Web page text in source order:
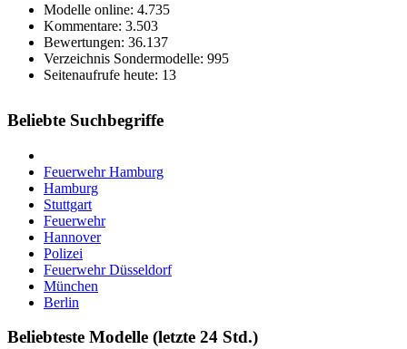
Modelle online: 4.735
Kommentare: 3.503
Bewertungen: 36.137
Verzeichnis Sondermodelle: 995
Seitenaufrufe heute: 13
Beliebte Suchbegriffe
Feuerwehr Hamburg
Hamburg
Stuttgart
Feuerwehr
Hannover
Polizei
Feuerwehr Düsseldorf
München
Berlin
Beliebteste Modelle (letzte 24 Std.)